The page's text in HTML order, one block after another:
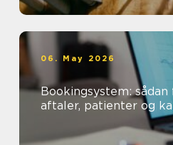
06. May 2026
Bookingsystem:
aftaler, patienter og